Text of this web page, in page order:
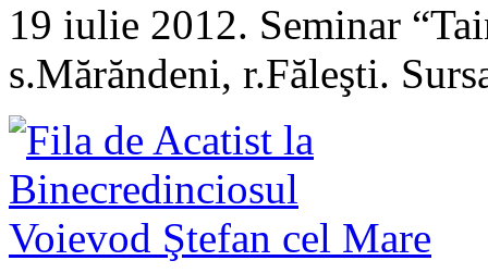
19 iulie 2012. Seminar
s.Mărăndeni, r.Făleşti.